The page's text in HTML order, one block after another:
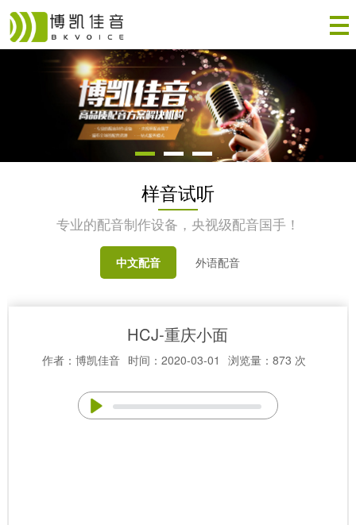
样音试听
专业的配音制作设备，央视级配音国手！
中文配音 外语配音
HCJ-重庆小面
作者：博凯佳音 时间：2020-03-01 浏览量：873 次